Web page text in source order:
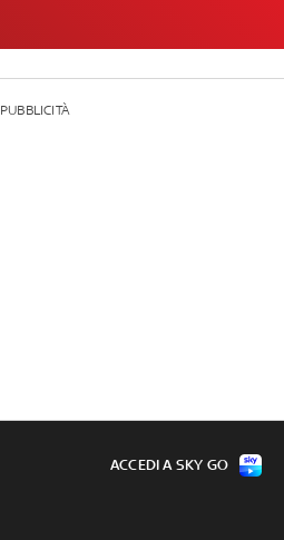
PUBBLICITÀ
ACCEDI A SKY GO